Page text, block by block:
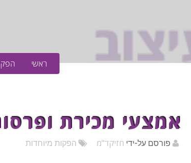
ראשי
אמצעי מכירת
פורסם על-ידי חזיקד"מ הפקות מיוחדות